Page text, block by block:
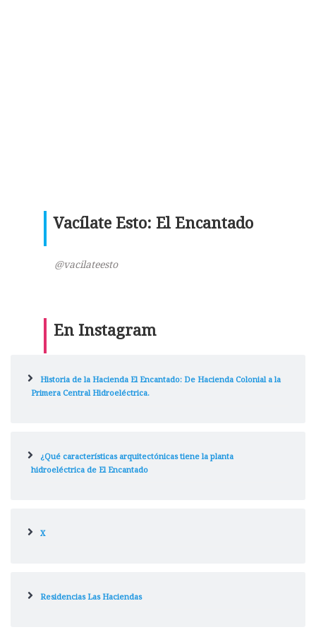
Vacílate Esto: El Encantado
@vacilateesto
En Instagram
Historia de la Hacienda El Encantado: De Hacienda Colonial a la
Primera Central Hidroeléctrica.
¿Qué características arquitectónicas tiene la planta
hidroeléctrica de El Encantado
X
Residencias Las Haciendas